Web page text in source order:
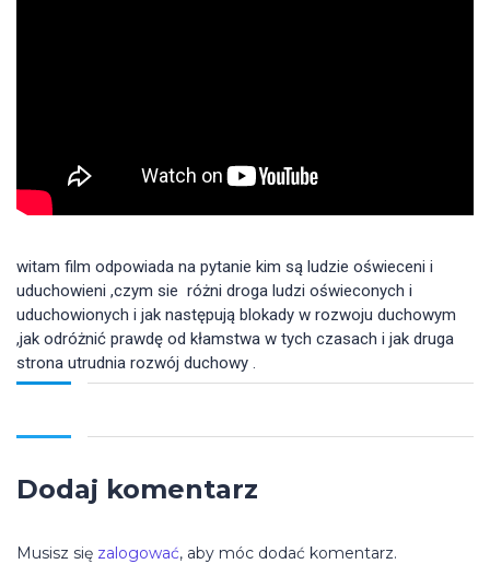
witam film odpowiada na pytanie kim są ludzie oświeceni i
uduchowieni ,czym sie  różni droga ludzi oświeconych i
uduchowionych i jak następują blokady w rozwoju duchowym
,jak odróżnić prawdę od kłamstwa w tych czasach i jak druga
strona utrudnia rozwój duchowy .
Dodaj komentarz
Musisz się zalogować, aby móc dodać komentarz.